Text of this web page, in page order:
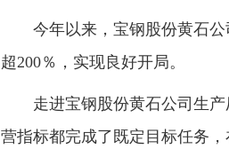
今年以来，宝钢股份黄石
超200％，实现良好开局。
走进宝钢股份黄石公司生
营指标都完成了既定目标任务